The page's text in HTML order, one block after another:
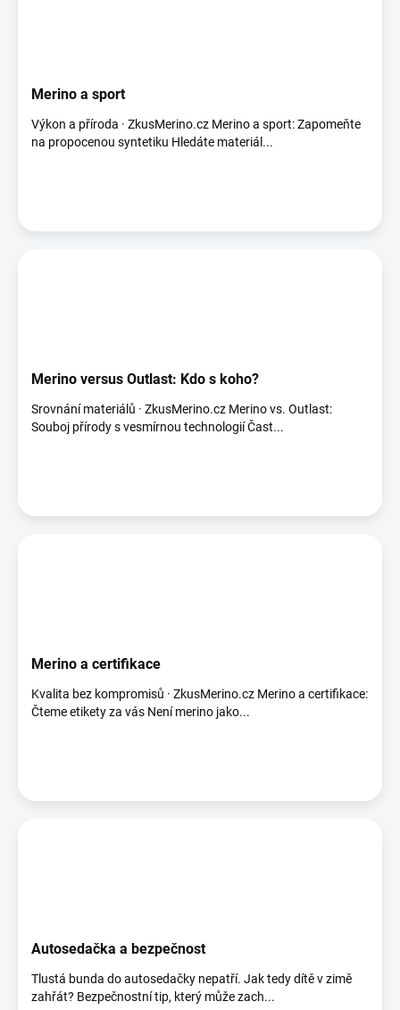
Merino a sport
Výkon a příroda · ZkusMerino.cz Merino a sport: Zapomeňte
na propocenou syntetiku Hledáte materiál...
Merino versus Outlast: Kdo s koho?
Srovnání materiálů · ZkusMerino.cz Merino vs. Outlast:
Souboj přírody s vesmírnou technologií Čast...
Merino a certifikace
Kvalita bez kompromisů · ZkusMerino.cz Merino a certifikace:
Čteme etikety za vás Není merino jako...
Autosedačka a bezpečnost
Tlustá bunda do autosedačky nepatří. Jak tedy dítě v zimě
zahřát? Bezpečnostní tip, který může zach...